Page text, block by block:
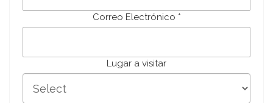
Correo Electrónico *
Lugar a visitar